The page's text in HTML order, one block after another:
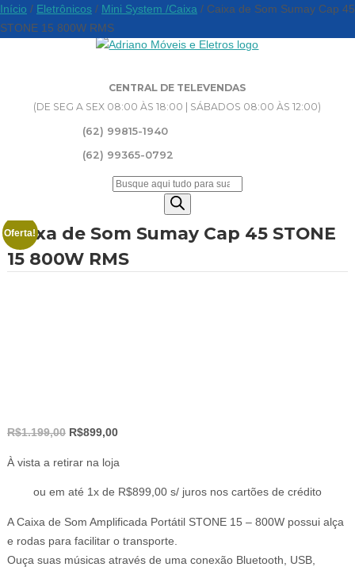
CENTRAL DE TELEVENDAS
(DE SEG A SEX 08:00 ÀS 18:00 | SÁBADOS 08:00 ÀS 12:00)
(62) 99815-1940
(62) 99365-0792
Pesquisar
Início / Eletrônicos / Mini System /Caixa / Caixa de Som Sumay Cap 45
STONE 15 800W RMS
Caixa de Som Sumay Cap 45 STONE
15 800W RMS
Oferta!
R$1.199,00 O
original
era:
R$899,00O
atual
é:
À vista a retirar na loja
ou em até 1x de R$899,00 s/ juros nos cartões de crédito
A Caixa de Som Amplificada Portátil STONE 15 – 800W possui alça
e rodas para facilitar o transporte.
Ouça suas músicas através de uma conexão Bluetooth, USB,